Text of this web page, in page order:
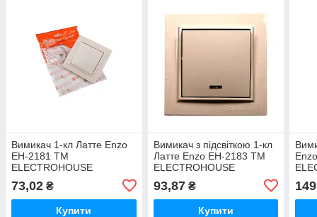
Вимикач 1-кл Латте Enzo
EH-2181 ТМ
ELECTROHOUSE
73,02 ₴
Купити
Вимикач з підсвіткою 1-кл
Латте Enzo EH-2183 ТМ
ELECTROHOUSE
93,87₴
Купити